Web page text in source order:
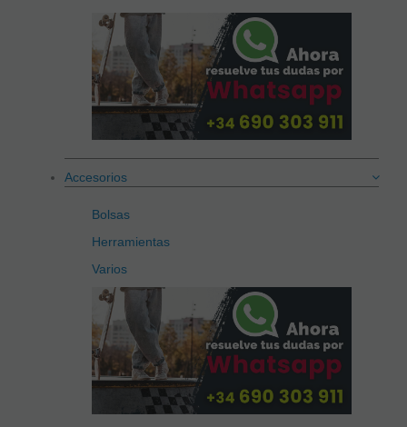
Accesorios
Bolsas
Herramientas
Varios